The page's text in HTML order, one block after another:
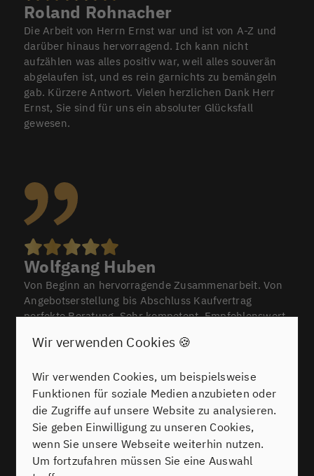
Roland Rohnacher
Die Arbeit von Herrn Ernst war und ist von A-Z und
darüber hinaus hervorragend. Ich kann nicht
aufzählen was alles positiv war, weil alles souverän
abgelaufen ist, und es rein garnichts zu bemängeln
gab. Kürzere Antwort. Vielen herzlichen Dank Herr
Ernst, Sie sind für uns ein absoluter Glücksfall
gewesen.
Wolfgang Huben
Von Beginn an hervorragende Zusammenarbeit. Von
Angebotserstellung bis Abschluss Kaufvertrag
perfekte Beratung. Sehr kompetent. Empfehlenswert
Wir wurden ausgezeichnet:
Alle ansehen
Wir verwenden Cookies 🍪
Wir verwenden Cookies, um beispielsweise
Funktionen für soziale Medien anzubieten oder
die Zugriffe auf unsere Website zu analysieren.
Sie geben Einwilligung zu unseren Cookies,
wenn Sie unsere Webseite weiterhin nutzen.
Um fortzufahren müssen Sie eine Auswahl